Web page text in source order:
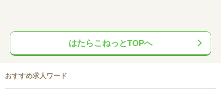
はたらこねっとTOPへ
おすすめ求人ワード